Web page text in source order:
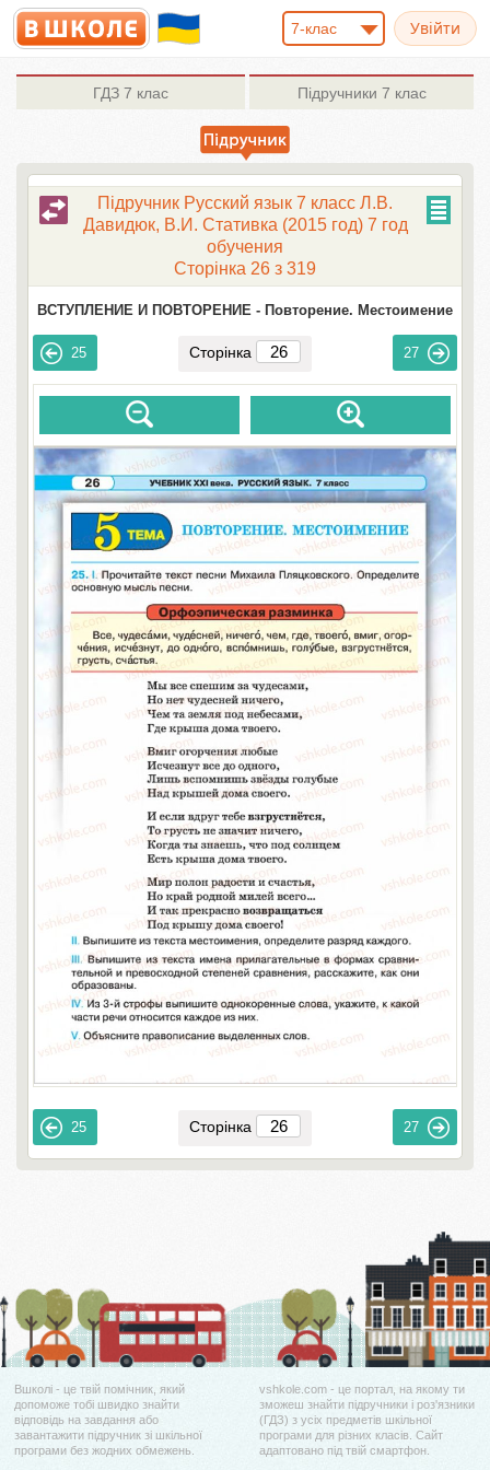
7-клас
ГДЗ 7 клас Підручники 7 клас
Підручник Русский язык 7 класс Л.В.
Давидюк, В.И. Стативка (2015 год) 7 год
обучения
Сторінка 26 з 319
ВСТУПЛЕНИЕ И ПОВТОРЕНИЕ - Повторение. Местоимение
25 Сторінка 27
25 Сторінка 27
Вшколі - це твій помічник, який
допоможе тобі швидко знайти
відповідь на завдання або
завантажити підручник зі шкільної
програми без жодних обмежень.
vshkole.com - це портал, на якому ти
зможеш знайти підручники і роз'язники
(ГДЗ) з усіх предметів шкільної
програми для різних класів. Сайт
адаптовано під твій смартфон.